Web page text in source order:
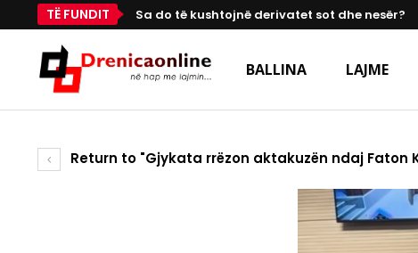
TË FUNDIT Sa do të kushtojnë derivatet sot dhe nesër?
BALLINA LAJME
Return to "Gjykata rrëzon aktakuzën ndaj